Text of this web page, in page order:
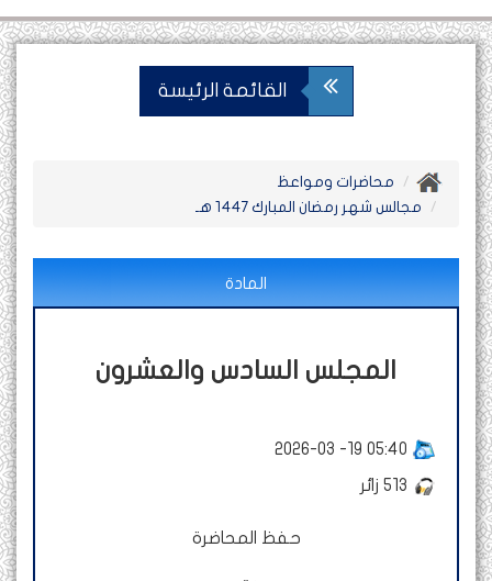
القائمة الرئيسة
محاضرات ومواعظ
مجالس شهر رمضان المبارك 1447 هـ
المجلس السادس والعشرون
2026-03 -19 05:40
زائر
حفظ المحاضرة